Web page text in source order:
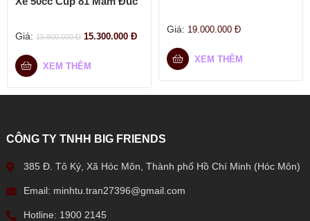
Giá: 19.000.000 Đ
XEM THÊM
Giá: 15.800.000Đ 15.300.000 Đ
XEM THÊM
CÔNG TY TNHH BIG FRIENDS
385 Đ. Tô Ký, Xã Hóc Môn, Thành phố Hồ Chí Minh (Hóc Môn)
Email: minhtu.tran27396@gmail.com
Hotline: 1900 2145